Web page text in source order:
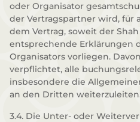
oder Organisator
der Vertragspartner wird, für
dem Vertrag, soweit der
entsprechende Erklärungen
Organisators vorliegen.
verpflichtet, alle
insbesondere die
an den Dritten
3.4. Die Unter- oder